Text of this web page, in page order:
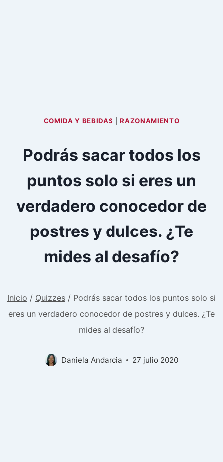
COMIDA Y BEBIDAS |RAZONAMIENTO
Podrás sacar todos los
puntos solo si eres un
verdadero conocedor de
postres y dulces. ¿Te
mides al desafío?
Inicio / Quizzes / Podrás sacar todos los puntos solo si
eres un verdadero conocedor de postres y dulces. ¿Te
mides al desafío?
Daniela Andarcia 27 julio 2020